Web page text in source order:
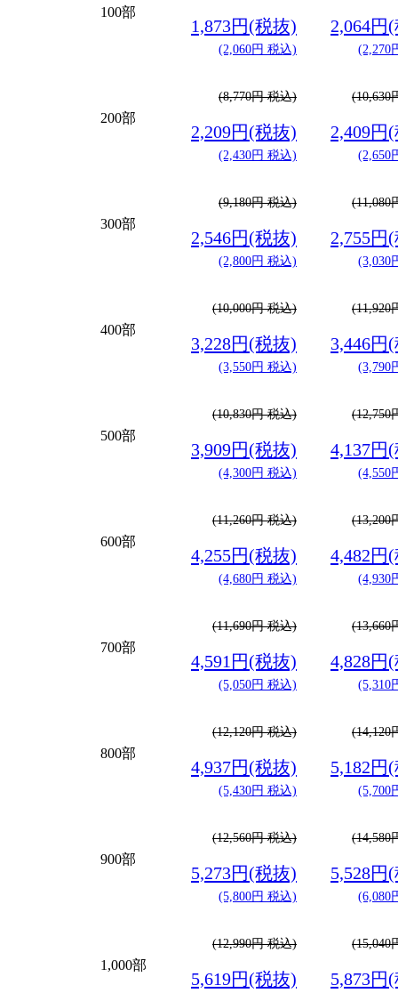
100部
1,873円(税抜)
(2,060円 税込)
2,064円
(2,270
200部
(8,770円 税込)
2,209円(税抜)
(2,430円 税込)
(10,630
2,409円
(2,650
300部
(9,180円 税込)
2,546円(税抜)
(2,800円 税込)
(11,080
2,755円
(3,030
400部
(10,000円 税込)
3,228円(税抜)
(3,550円 税込)
(11,920
3,446円
(3,790
500部
(10,830円 税込)
3,909円(税抜)
(4,300円 税込)
(12,750
4,137円
(4,550
600部
(11,260円 税込)
4,255円(税抜)
(4,680円 税込)
(13,200
4,482円
(4,930
700部
(11,690円 税込)
4,591円(税抜)
(5,050円 税込)
(13,660
4,828円
(5,310
800部
(12,120円 税込)
4,937円(税抜)
(5,430円 税込)
(14,120
5,182円
(5,700
900部
(12,560円 税込)
5,273円(税抜)
(5,800円 税込)
(14,580
5,528円
(6,080
1,000部
(12,990円 税込)
5,619円(税抜)
(15,040
5,873円